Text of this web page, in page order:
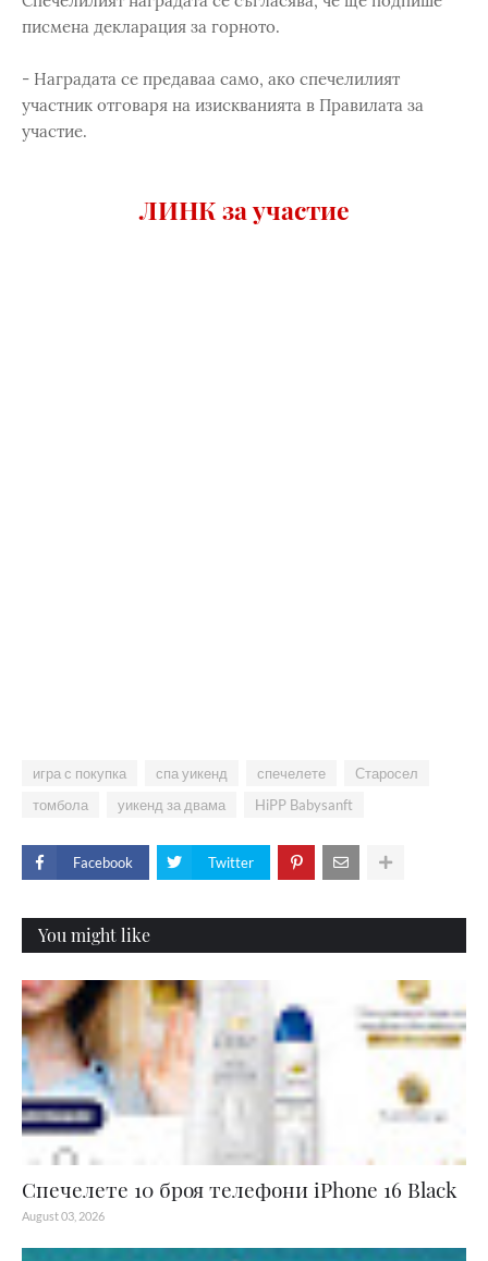
писмена декларация за горното.
- Наградата се предаваа само, ако спечелилият
участник отговаря на изискванията в Правилата за
участие.
ЛИНК за участие
игра с покупка спа уикенд спечелете
Старосел
томбола
уикенд за двама HiPP Babysanft
Facebook Twitter
You might like
Спечелете 10 броя телефони iPhone 16 Black
August 03, 2026